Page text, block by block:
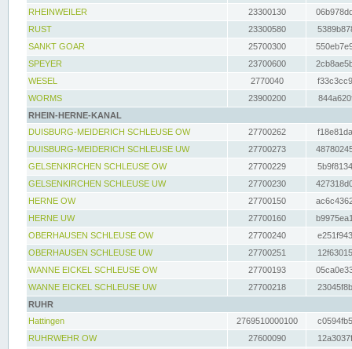
RHEINWEILER
23300130
RUST
23300580
SANKT GOAR
25700300
SPEYER
23700600
WESEL
2770040
WORMS
23900200
RHEIN-HERNE-KANAL
DUISBURG-MEIDERICH SCHLEUSE OW
27700262
DUISBURG-MEIDERICH SCHLEUSE UW
27700273
GELSENKIRCHEN SCHLEUSE OW
27700229
GELSENKIRCHEN SCHLEUSE UW
27700230
HERNE OW
27700150
HERNE UW
27700160
OBERHAUSEN SCHLEUSE OW
27700240
OBERHAUSEN SCHLEUSE UW
27700251
WANNE EICKEL SCHLEUSE OW
27700193
WANNE EICKEL SCHLEUSE UW
27700218
RUHR
Hattingen
2769510000100
RUHRWEHR OW
27600090